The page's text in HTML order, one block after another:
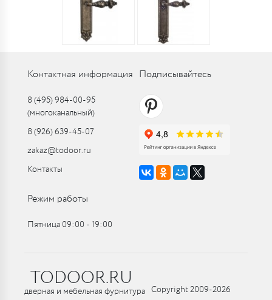
Контактная информация
8 (495) 984-00-95
(многоканальный)
8 (926) 639-45-07
zakaz@todoor.ru
Контакты
Подписывайтесь
Режим работы
Пятница 09:00 ‑ 19:00
TODOOR.RU
дверная и мебельная фурнитура Copyright 2009-2026